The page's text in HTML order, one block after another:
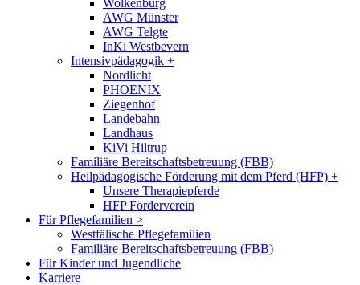
AWG Münster
AWG Telgte
InKi Westbevern
Intensivpädagogik +
Nordlicht
PHOENIX
Ziegenhof
Landebahn
Landhaus
KiVi Hiltrup
Familiäre Bereitschaftsbetreuung (FBB)
Heilpädagogische Förderung mit dem Pferd (HFP) +
Unsere Therapiepferde
HFP Förderverein
Für Pflegefamilien >
Westfälische Pflegefamilien
Familiäre Bereitschaftsbetreuung (FBB)
Für Kinder und Jugendliche
Karriere